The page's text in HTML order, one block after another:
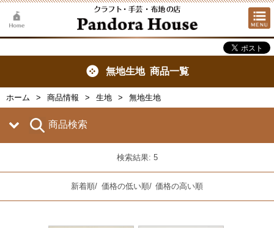
無地生地 商品一覧
ホーム 商品情報 生地 無地生地
商品検索
検索結果: 5
新着順/ 価格の低い順/ 価格の高い順